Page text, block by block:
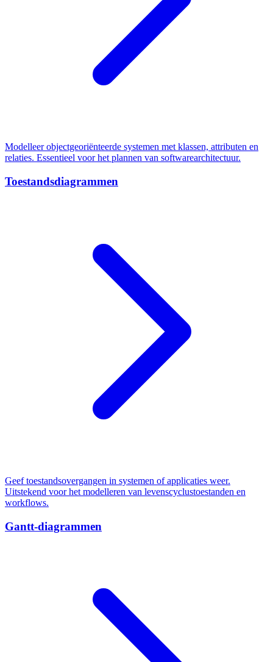
Modelleer objectgeoriënteerde systemen met klassen, attributen en
relaties. Essentieel voor het plannen van softwarearchitectuur.
Toestandsdiagrammen
Geef toestandsovergangen in systemen of applicaties weer.
Uitstekend voor het modelleren van levenscyclustoestanden en
workflows.
Gantt-diagrammen